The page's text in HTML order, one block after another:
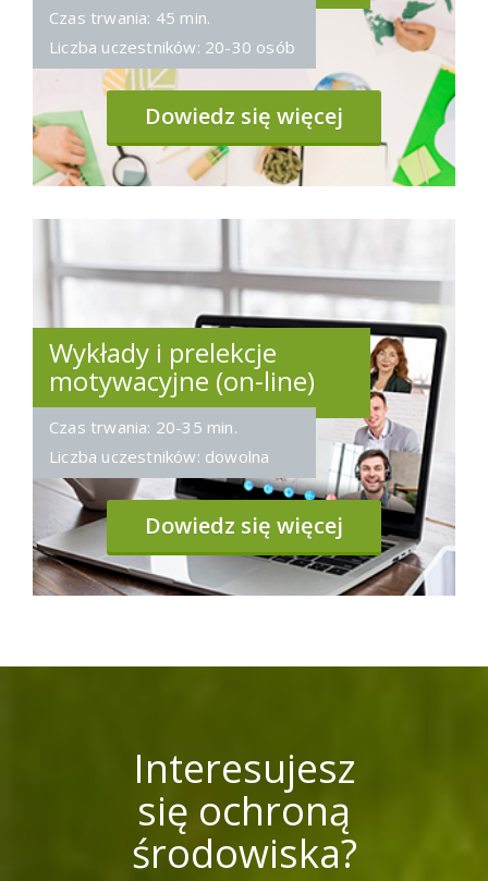
Czas trwania: 45 min.
Liczba uczestników: 20-30 osób
Dowiedz się więcej
Wykłady i prelekcje
motywacyjne (on-line)
Czas trwania: 20-35 min.
Liczba uczestników: dowolna
Dowiedz się więcej
Interesujesz
się ochroną
środowiska?